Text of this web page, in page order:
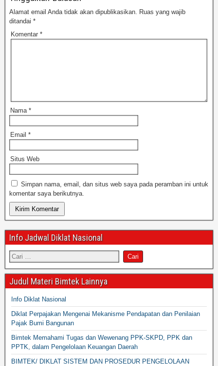
Alamat email Anda tidak akan dipublikasikan. Ruas yang wajib
ditandai *
Komentar *
Nama *
Email *
Situs Web
Simpan nama, email, dan situs web saya pada peramban ini untuk
komentar saya berikutnya.
Info Jadwal Diklat Nasional
Judul Materi Bimtek Lainnya
Info Diklat Nasional
Diklat Perpajakan Mengenai Mekanisme Pendapatan dan Penilaian
Pajak Bumi Bangunan
Bimtek Memahami Tugas dan Wewenang PPK-SKPD, PPK dan
PPTK, dalam Pengelolaan Keuangan Daerah
BIMTEK/ DIKLAT SISTEM DAN PROSEDUR PENGELOLAAN